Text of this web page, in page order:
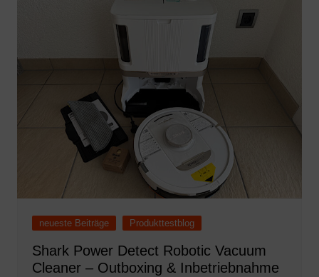
neueste Beiträge Produkttestblog
Shark Power Detect Robotic Vacuum
Cleaner – Outboxing & Inbetriebnahme